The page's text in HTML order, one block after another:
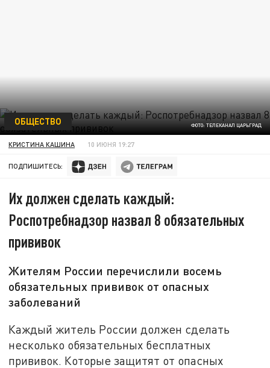
ФОТО: ТЕЛЕКАНАЛ ЦАРЬГРАД
ОБЩЕСТВО
КРИСТИНА КАШИНА 10 ИЮНЯ 19:27
ПОДПИШИТЕСЬ:
Их должен сделать каждый:
Роспотребнадзор назвал 8 обязательных
прививок
Жителям России перечислили восемь
обязательных прививок от опасных
заболеваний
Каждый житель России должен сделать
несколько обязательных бесплатных
прививок. Которые защитят от опасных